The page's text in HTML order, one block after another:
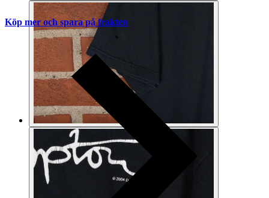
Köp mer och spara på frakten